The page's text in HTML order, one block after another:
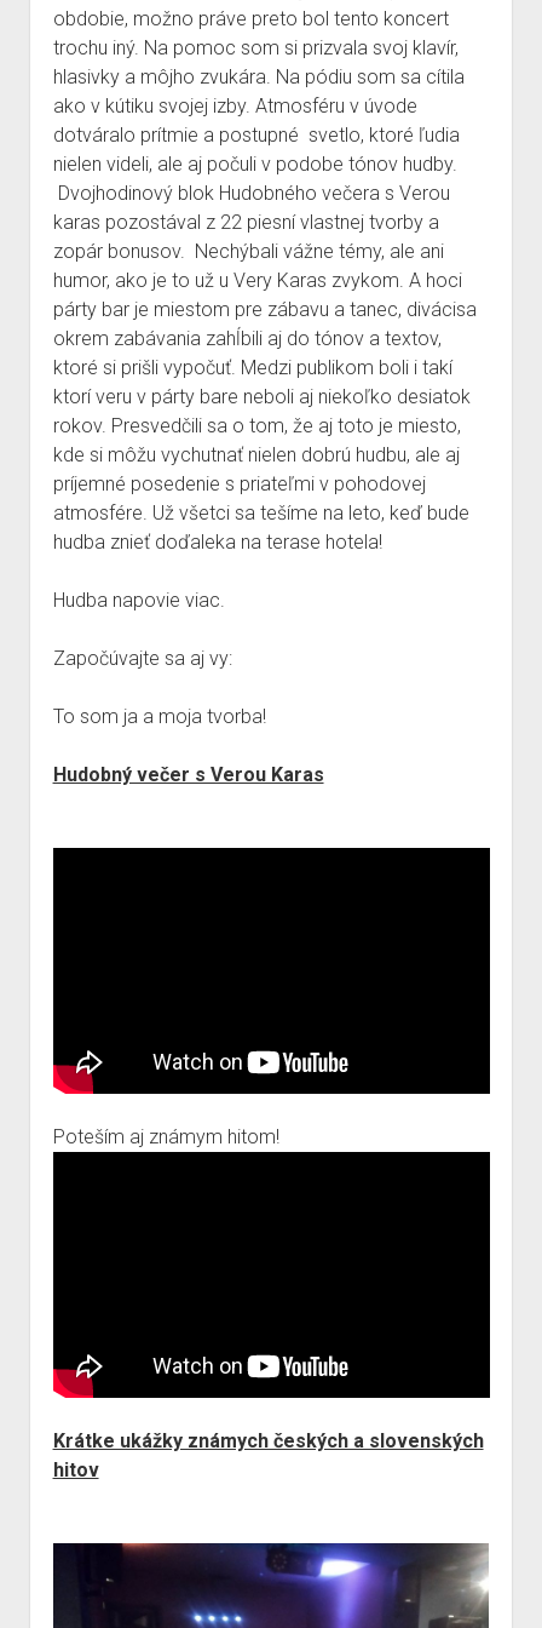
Fotogaléria
O mne v médiách
Literárna tvorba
Užitočná škola
Kontakt
Albumy a single
Moje covery
obdobie, možno práve preto bol tento koncert
trochu iný. Na pomoc som si prizvala svoj klavír,
hlasivky a môjho zvukára. Na pódiu som sa cítila
ako v kútiku svojej izby. Atmosféru v úvode
dotváralo prítmie a postupné svetlo, ktoré ľudia
nielen videli, ale aj počuli v podobe tónov hudby.
Dvojhodinový blok Hudobného večera s Verou
karas pozostával z 22 piesní vlastnej tvorby a
zopár bonusov. Nechýbali vážne témy, ale ani
humor, ako je to už u Very Karas zvykom. A hoci
párty bar je miestom pre zábavu a tanec, divácisa
okrem zabávania zahĺbili aj do tónov a textov,
ktoré si prišli vypočuť. Medzi publikom boli i takí
ktorí veru v párty bare neboli aj niekoľko desiatok
rokov. Presvedčili sa o tom, že aj toto je miesto,
kde si môžu vychutnať nielen dobrú hudbu, ale aj
príjemné posedenie s priateľmi v pohodovej
atmosfére. Už všetci sa tešíme na leto, keď bude
hudba znieť doďaleka na terase hotela!
Hudba napovie viac.
Započúvajte sa aj vy:
To som ja a moja tvorba!
Hudobný večer s Verou Karas
Poteším aj známym hitom!
Krátke ukážky známych českých a slovenských
hitov